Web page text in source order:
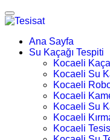
Ana Sayfa
Su Kaçağı Tespiti
Kocaeli
Kocaeli Su
Kocaeli
Kocaeli
Kocaeli Su
Kocaeli
Kocaeli